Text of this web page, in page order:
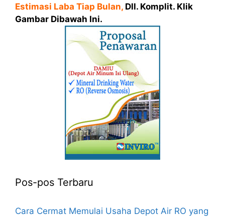
Estimasi Laba Tiap Bulan, Dll. Komplit. Klik
Gambar Dibawah Ini.
Pos-pos Terbaru
Cara Cermat Memulai Usaha Depot Air RO yang